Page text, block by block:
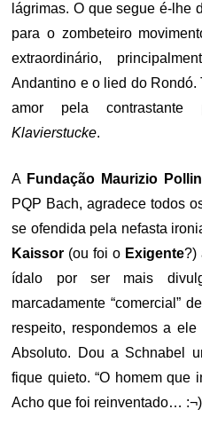
lágrimas. O que segue é-lhe
para o zombeteiro
extraordinário,
Andantino e o lied do Rondó.
amor pela
Klavierstucke.
A Fundação Maurizio
PQP Bach, agradece todos
se ofendida pela nefasta
Kaissor (ou foi o Exigente?)
ídalo por ser mais
marcadamente “comercial”
respeito, respondemos a
Absoluto. Dou a Schnabel
fique quieto. “O homem que
Acho que foi reinventado…